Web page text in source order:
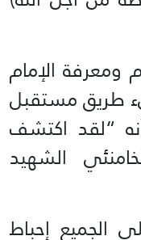
الإمام
طريق مستقبل
“لقد اكتشف
الشهيد
الجميع إحباط